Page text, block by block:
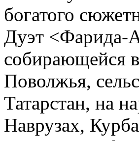
богатого
Дуэт <Фарида-
собирающейся
Поволжья,
Татарстан, на
Наврузах,